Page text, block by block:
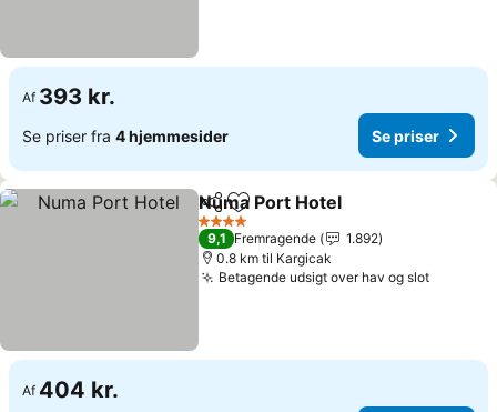
Af 393 kr.
Se priser fra 4 hjemmesider Se priser
Del Føj til favoritter
Numa Port Hotel
4 Stjerner
9,1 Fremragende
1.892
0.8 km til Kargicak
Betagende udsigt over hav og slotSe
Af 404 kr.